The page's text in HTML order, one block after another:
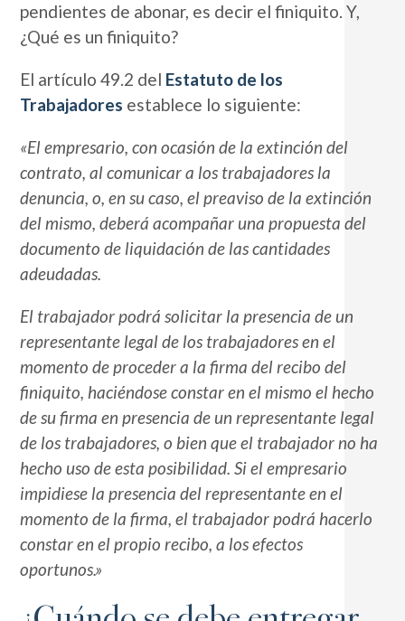
pendientes de abonar, es decir el finiquito. Y,
¿Qué es un finiquito?
El artículo 49.2 del Estatuto de los
Trabajadores establece lo siguiente:
«El empresario, con ocasión de la extinción del
contrato, al comunicar a los trabajadores la
denuncia, o, en su caso, el preaviso de la extinción
del mismo, deberá acompañar una propuesta del
documento de liquidación de las cantidades
adeudadas.
El trabajador podrá solicitar la presencia de un
representante legal de los trabajadores en el
momento de proceder a la firma del recibo del
finiquito, haciéndose constar en el mismo el hecho
de su firma en presencia de un representante legal
de los trabajadores, o bien que el trabajador no ha
hecho uso de esta posibilidad. Si el empresario
impidiese la presencia del representante en el
momento de la firma, el trabajador podrá hacerlo
constar en el propio recibo, a los efectos
oportunos.»